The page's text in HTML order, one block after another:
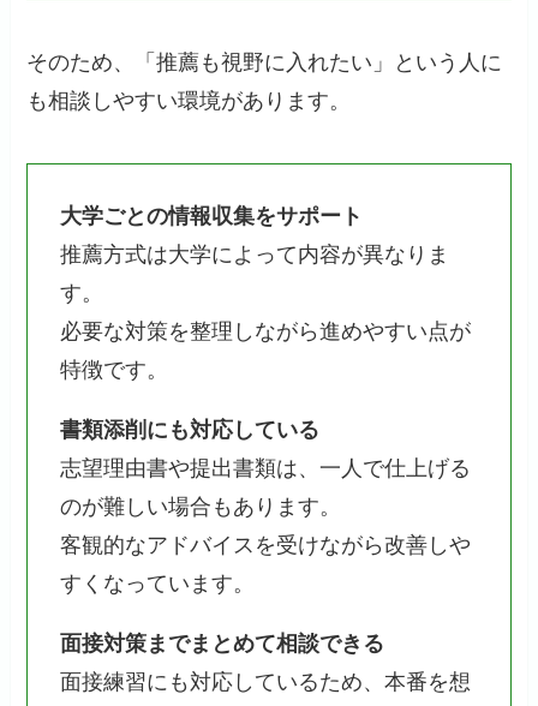
そのため、「推薦も視野に入れたい」という人に
も相談しやすい環境があります。
大学ごとの情報収集をサポート
推薦方式は大学によって内容が異なりま
す。
必要な対策を整理しながら進めやすい点が
特徴です。
書類添削にも対応している
志望理由書や提出書類は、一人で仕上げる
のが難しい場合もあります。
客観的なアドバイスを受けながら改善しや
すくなっています。
面接対策までまとめて相談できる
面接練習にも対応しているため、本番を想